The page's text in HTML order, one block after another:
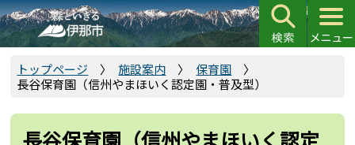
こ
の
ペ
トップページ 施設案内
保育園
長谷保育園（信州やまほいく認定園・普及型）